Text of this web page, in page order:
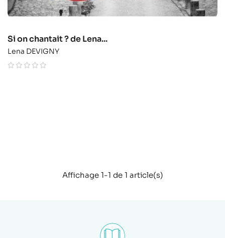
Si on chantait ? de Lena...
Lena DEVIGNY
Affichage 1-1 de 1 article(s)